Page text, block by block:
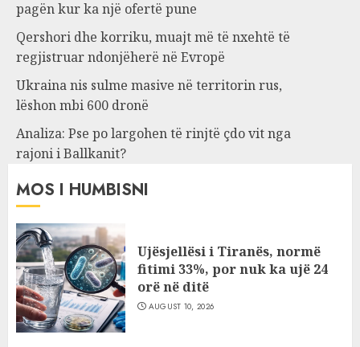
pagën kur ka një ofertë pune
Qershori dhe korriku, muajt më të nxehtë të
regjistruar ndonjëherë në Evropë
Ukraina nis sulme masive në territorin rus,
lëshon mbi 600 dronë
Analiza: Pse po largohen të rinjtë çdo vit nga
rajoni i Ballkanit?
MOS I HUMBISNI
Ujësjellësi i Tiranës, normë
fitimi 33%, por nuk ka ujë 24
orë në ditë
AUGUST 10, 2026